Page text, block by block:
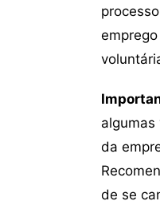
da
de se